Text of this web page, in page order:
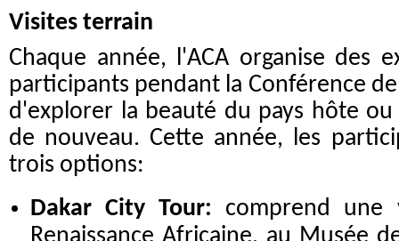
Visites terrain
Chaque année, l'ACA organise des
participants pendant la Conférence
d'explorer la beauté du pays hôte
de nouveau. Cette année, les
trois options:
Dakar City Tour: comprend